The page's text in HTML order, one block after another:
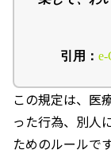
引用：
この規定は、医
った行為、別人
ためのルールです